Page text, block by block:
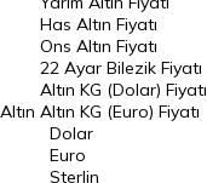
DÖVİZ
Döviz Kuru
Dolar Kuru
Euro Kuru
Pound Kuru
Altın
Has Altın Fiyatı
Ons Altın Fiyatı
22 Ayar Bilezik Fiyatı
Altın KG (Dolar) Fiyatı
Altın KG (Euro) Fiyatı
Dolar
Euro
Sterlin